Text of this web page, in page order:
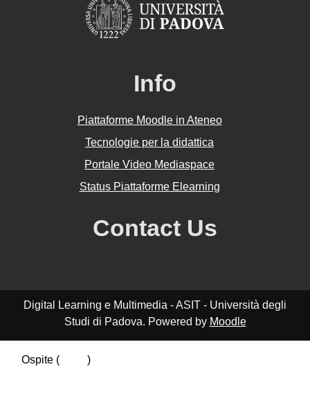
Info
Piattaforme Moodle in Ateneo
Tecnologie per la didattica
Portale Video Mediaspace
Status Piattaforme Elearning
Contact Us
Digital Learning e Multimedia - ASIT - Università degli
Studi di Padova. Powered by Moodle
Ospite (
)